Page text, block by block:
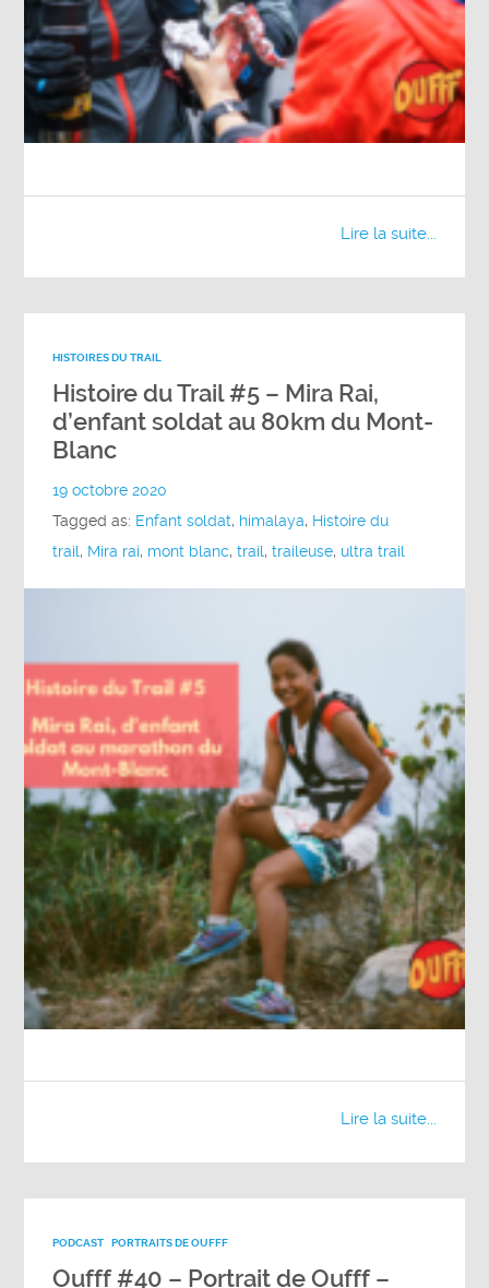
Lire la suite...
HISTOIRES DU TRAIL
Histoire du Trail #5 – Mira Rai,
d’enfant soldat au 80km du Mont-
Blanc
19 octobre 2020
Tagged as: Enfant soldat, himalaya, Histoire du
trail, Mira rai, mont blanc,trail,traileuse, ultra trail
Lire la suite...
PODCAST PORTRAITS DE OUFFF
Oufff #40 – Portrait de Oufff –